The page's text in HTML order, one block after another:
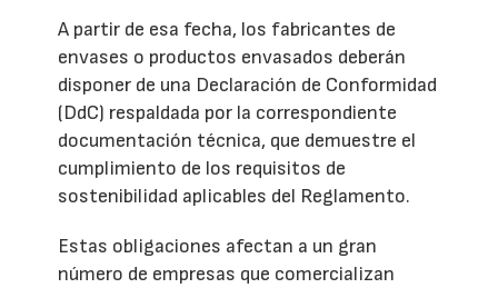
A partir de esa fecha, los fabricantes de
envases o productos envasados deberán
disponer de una Declaración de Conformidad
(DdC) respaldada por la correspondiente
documentación técnica, que demuestre el
cumplimiento de los requisitos de
sostenibilidad aplicables del Reglamento.
Estas obligaciones afectan a un gran
número de empresas que comercializan